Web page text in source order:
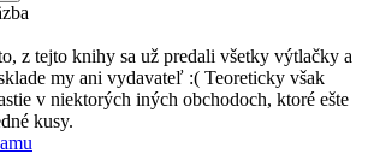
z tejto knihy sa už predali všetky výtlačky a
my ani vydavateľ :( Teoreticky však
v niektorých iných obchodoch, ktoré ešte
kusy.